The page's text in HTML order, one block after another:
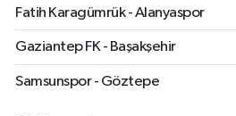
Fatih Karagümrük - Alanyaspor
Gaziantep FK - Başakşehir
Samsunspor - Göztepe